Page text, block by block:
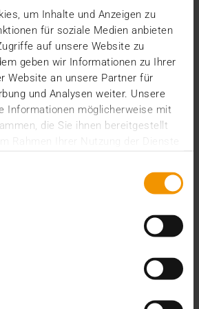
um Inhalte und Anzeigen zu
für soziale Medien anbieten
auf unsere Website zu
geben wir Informationen zu Ihrer
Website an unsere Partner für
und Analysen weiter. Unsere
Informationen möglicherweise mit
die Sie ihnen bereitgestellt
Universität zum international
IT-Unternehmen: Seit 25